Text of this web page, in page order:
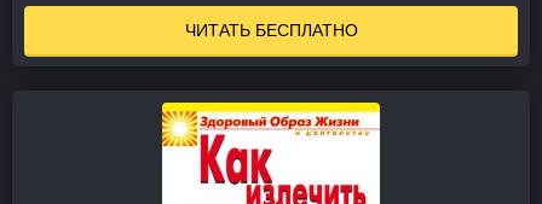
ЧИТАТЬ БЕСПЛАТНО